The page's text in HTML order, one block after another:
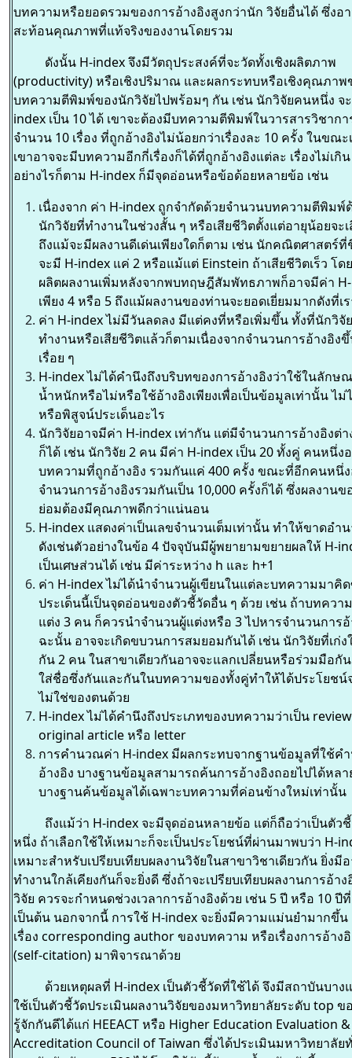
บทความหรือยอดรวมของการอ้างอิงสูงกว่านัก วิจัยอื่นได้ ซึ่งอ
สะท้อนคุณภาพที่แท้จริงของงานโดยรวม
ดังนั้น H-index จึงมีวัตถุประสงค์ที่จะวัดทั้งเชิงผลิตภาพ
(productivity) หรือเชิงปริมาณ และผลกระทบหรือเชิงคุณภาพ
บทความตีพิมพ์ของนักวิจัยไปพร้อมๆ กัน เช่น นักวิจัยคนหนึ่ง จ
index เป็น 10 ได้ เขาจะต้องมีบทความตีพิมพ์ในวารสารวิชาก
จำนวน 10 เรื่อง ที่ถูกอ้างอิงไม่น้อยกว่าเรื่องละ 10 ครั้ง ในขณะ
เขาอาจจะมีบทความอีกกี่เรื่องก็ได้ที่ถูกอ้างอิงแต่ละ เรื่องไม่เกิ
อย่างไรก็ตาม H-index ก็มีจุดอ่อนหรือข้อด้อยหลายข้อ เช่น
เนื่องจาก ค่า H-index ถูกจำกัดด้วยจำนวนบทความตีพิมพ์
นักวิจัยที่ทำงานในช่วงสั้น ๆ หรือเสียชีวิตตั้งแต่อายุน้อยจะเ
ถึงแม้จะมีผลงานดีเด่นเพียงใดก็ตาม เช่น นักคณิตศาสตร์ที่
จะมี H-index แค่ 2 หรือแม้แต่ Einstein ถ้าเสียชีวิตเร็ว โด
ผลิตผลงานเพิ่มหลังจากพบทฤษฎีสัมพัทธภาพก็อาจมีค่า
เพียง 4 หรือ 5 ถึงแม้ผลงานของท่านจะยอดเยี่ยมมากดังที่เ
ค่า H-index ไม่มีวันลดลง มีแต่คงที่หรือเพิ่มขึ้น ทั้งที่นักวิจั
ทำงานหรือเสียชีวิตแล้วก็ตามเนื่องจากจำนวนการอ้างอิง
เรื่อย ๆ
H-index ไม่ได้คำนึงถึงบริบทของการอ้างอิงว่าใช้ในลักษ
น้ำหนักหรือไม่หรือใช้อ้างอิงเพียงเพื่อเป็นข้อมูลเท่านั้น ไม่
หรือพิสูจน์ประเด็นอะไร
นักวิจัยอาจมีค่า H-index เท่ากัน แต่มีจำนวนการอ้างอิงต่
ก็ได้ เช่น นักวิจัย 2 คน มีค่า H-index เป็น 20 ทั้งคู่ คนหนึ่ง
บทความที่ถูกอ้างอิง รวมกันแค่ 400 ครั้ง ขณะที่อีกคนหนึ่
จำนวนการอ้างอิงรวมกันเป็น 10,000 ครั้งก็ได้ ซึ่งผลงาน
ย่อมต้องมีคุณภาพดีกว่าแน่นอน
H-index แสดงค่าเป็นเลขจำนวนเต็มเท่านั้น ทำให้ขาดอำ
ดังเช่นตัวอย่างในข้อ 4 ปัจจุบันมีผู้พยายามขยายผลให้ H-
เป็นเศษส่วนได้ เช่น มีค่าระหว่าง h และ h+1
ค่า H-index ไม่ได้นำจำนวนผู้เขียนในแต่ละบทความมาคิ
ประเด็นนี้เป็นจุดอ่อนของตัวชี้วัดอื่น ๆ ด้วย เช่น ถ้าบทควา
แต่ง 3 คน ก็ควรนำจำนวนผู้แต่งหรือ 3 ไปหารจำนวนการ
ฉะนั้น อาจจะเกิดขบวนการสมยอมกันได้ เช่น นักวิจัยที่เก่ง
กัน 2 คน ในสาขาเดียวกันอาจจะแลกเปลี่ยนหรือร่วมมือกั
ใส่ชื่อซึ่งกันและกันในบทความของทั้งคู่ทำให้ได้ประโยชน์
ไม่ใช่ของตนด้วย
H-index ไม่ได้คำนึงถึงประเภทของบทความว่าเป็น
original article หรือ letter
การคำนวณค่า H-index มีผลกระทบจากฐานข้อมูลที่ใช้ค
อ้างอิง บางฐานข้อมูลสามารถค้นการอ้างอิงถอยไปได้หล
บางฐานค้นข้อมูลได้เฉพาะบทความที่ค่อนข้างใหม่เท่านั้น
ถึงแม้ว่า H-index จะมีจุดอ่อนหลายข้อ แต่ก็ถือว่าเป็นตัว
หนึ่ง ถ้าเลือกใช้ให้เหมาะก็จะเป็นประโยชน์ที่ผ่านมาพบว่า H-
เหมาะสำหรับเปรียบเทียบผลงานวิจัยในสาขาวิชาเดียวกัน ยิ่งมี
ทำงานใกล้เคียงกันก็จะยิ่งดี ซึ่งถ้าจะเปรียบเทียบผลงานการอ้า
วิจัย ควรจะกำหนดช่วงเวลาการอ้างอิงด้วย เช่น 5 ปี หรือ 10 ปี
เป็นต้น นอกจากนี้ การใช้ H-index จะยิ่งมีความแม่นยำมากขึ้น
เรื่อง corresponding author ของบทความ หรือเรื่องการอ้างอิ
(self-citation) มาพิจารณาด้วย
ด้วยเหตุผลที่ H-index เป็นตัวชี้วัดที่ใช้ได้ จึงมีสถาบันบาง
ใช้เป็นตัวชี้วัดประเมินผลงานวิจัยของมหาวิทยาลัยระดับ top ข
รู้จักกันดีได้แก่ HEEACT หรือ Higher Education Evaluation &
Accreditation Council of Taiwan ซึ่งได้ประเมินมหาวิทยาลัย